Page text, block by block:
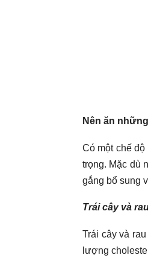
Nên ăn
Có một chế
trọng. Mặc dù
gắng bổ sung
Trái cây và
Trái cây và
lượng